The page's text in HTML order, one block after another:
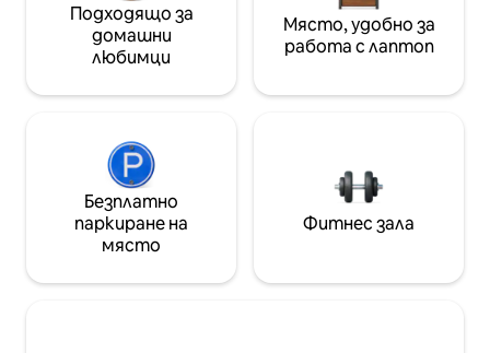
Подходящо за
домашни
любимци
Място, удобно за
работа с лаптоп
Безплатно
паркиране на
място
Фитнес зала